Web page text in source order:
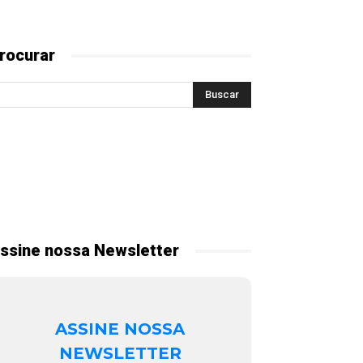
nossa Newsletter
ASSINE NOSSA
NEWSLETTER